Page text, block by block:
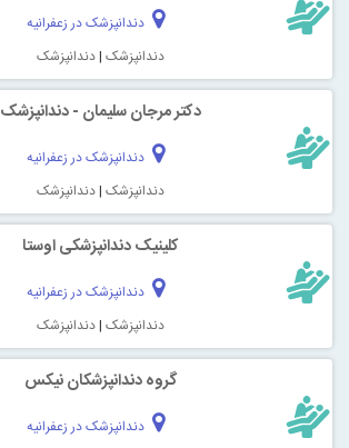
دندانپزشک در زعفرانیه
دندانپزشک |دندانپزشک
دکتر مرجان سلیمان - دندانپزشک
دندانپزشک در زعفرانیه
دندانپزشک |دندانپزشک
کلینیک دندانپزشکی اوستا
دندانپزشک در زعفرانیه
دندانپزشک |دندانپزشک
گروه دندانپزشکان نیکس
دندانپزشک در زعفرانیه